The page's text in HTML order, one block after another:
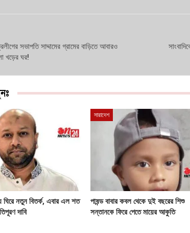
সভাপতি সাদ্দামের গ্রামের বাড়িতে আবারও
খড়ের ঘর!
ঘিরে নতুন বিতর্ক, এবার এল শত
দাবি
সারাদেশ
পাষন্ড বাবার কবল থেকে দুই বছরের শিশু
সন্তানকে ফিরে পেতে মায়ের আকুতি